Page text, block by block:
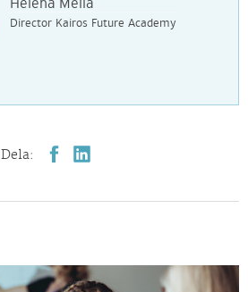
Director Kairos Future Academy
Dela: